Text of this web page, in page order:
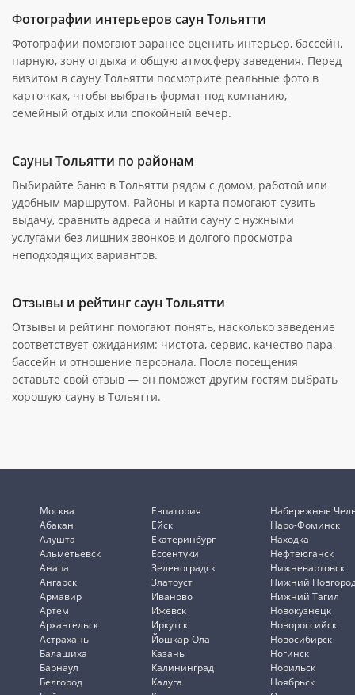
Фотографии интерьеров саун Тольятти
Фотографии помогают заранее оценить интерьер, бассейн,
парную, зону отдыха и общую атмосферу заведения. Перед
визитом в сауну Тольятти посмотрите реальные фото в
карточках, чтобы выбрать формат под компанию,
семейный отдых или спокойный вечер.
Сауны Тольятти по районам
Выбирайте баню в Тольятти рядом с домом, работой или
удобным маршрутом. Районы и карта помогают сузить
выдачу, сравнить адреса и найти сауну с нужными
услугами без лишних звонков и долгого просмотра
неподходящих вариантов.
Отзывы и рейтинг саун Тольятти
Отзывы и рейтинг помогают понять, насколько заведение
соответствует ожиданиям: чистота, сервис, качество пара,
бассейн и отношение персонала. После посещения
оставьте свой отзыв — он поможет другим гостям выбрать
хорошую сауну в Тольятти.
Москва
Абакан
Алушта
Альметьевск
Анапа
Ангарск
Армавир
Артем
Архангельск
Астрахань
Балашиха
Барнаул
Белгород
Евпатория
Ейск
Екатеринбург
Ессентуки
Зеленоградск
Златоуст
Иваново
Ижевск
Иркутск
Йошкар-Ола
Казань
Калининград
Калуга
Набережные
Наро-Фоминск
Находка
Нефтеюганск
Нижневартовск
Нижний
Нижний Тагил
Новокузнецк
Новороссийск
Новосибирск
Ногинск
Норильск
Ноябрьск